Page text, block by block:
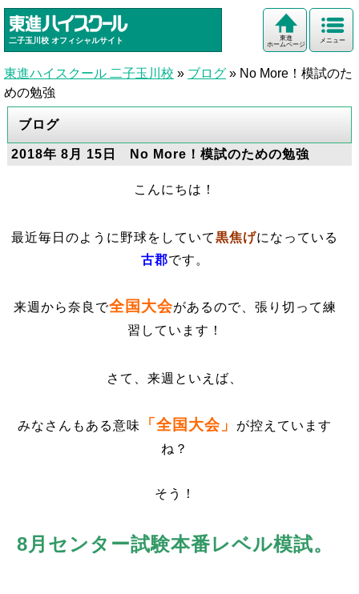
二子玉川校 オフィシャルサイト メニュー
東進
ホームページ
東進ハイスクール 二子玉川校 » ブログ » No More！模試のた
めの勉強
ブログ
2018年 8月 15日 No More！模試のための勉強
こんにちは！
最近毎日のように野球をしていて黒焦げになっている
古郡です。
来週から奈良で全国大会があるので、張り切って練
習しています！
さて、来週といえば、
みなさんもある意味 「全国大会」
が控えています
ね？
そう！
8月センター試験本番レベル模試。